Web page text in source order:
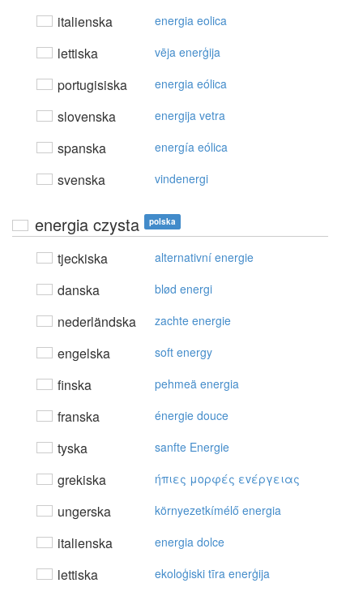
italienska energia eolica
lettiska vēja enerģija
portugisiska energia eólica
slovenska energija vetra
spanska energía eólica
svenska vindenergi
energia czysta polska
tjeckiska alternativní energie
danska blød energi
nederländska zachte energie
engelska soft energy
finska pehmeä energia
franska énergie douce
tyska sanfte Energie
grekiska ήπιες μoρφές εvέργειας
ungerska környezetkímélő energia
italienska energia dolce
lettiska ekoloģiski tīra enerģija